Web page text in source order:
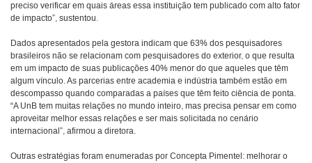
preciso verificar em quais áreas essa instituição tem publicado com alto fator
de impacto”, sustentou.
Dados apresentados pela gestora indicam que 63% dos pesquisadores
brasileiros não se relacionam com pesquisadores do exterior, o que resulta
em um impacto de suas publicações 40% menor do que aqueles que têm
algum vínculo. As parcerias entre academia e indústria também estão em
descompasso quando comparadas a países que têm feito ciência de ponta.
“A UnB tem muitas relações no mundo inteiro, mas precisa pensar em como
aproveitar melhor essas relações e ser mais solicitada no cenário
internacional”, afirmou a diretora.
Outras estratégias foram enumeradas por Concepta Pimentel: melhorar o